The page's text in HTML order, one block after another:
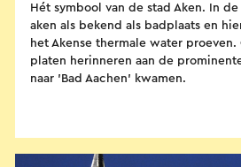
Hét symbool van de stad Aken. In
aken als bekend als badplaats en
het Akense thermale water proeven.
platen herinneren aan de
naar 'Bad Aachen' kwamen.